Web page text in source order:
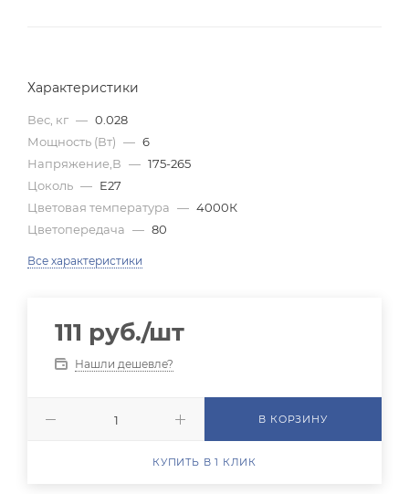
Характеристики
Вес, кг — 0.028
Мощность (Вт) — 6
Напряжение,В — 175-265
Цоколь — E27
Цветовая температура — 4000К
Цветопередача — 80
Все характеристики
111 руб./шт
Нашли дешевле?
В КОРЗИНУ
КУПИТЬ В 1 КЛИК